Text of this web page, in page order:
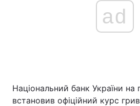
Головна Війна
ad
Національний банк України на
встановив офіційний курс